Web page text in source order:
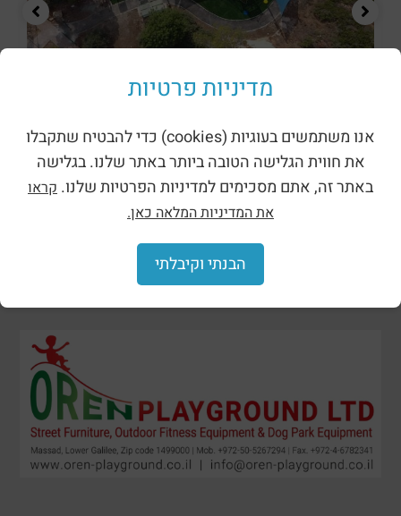
מדיניות פרטיות
אנו משתמשים בעוגיות (cookies) כדי להבטיח שתקבלו
את חווית הגלישה הטובה ביותר באתר שלנו. בגלישה
באתר זה, אתם מסכימים למדיניות הפרטיות שלנו. קראו
את המדיניות המלאה כאן.
הבנתי וקיבלתי